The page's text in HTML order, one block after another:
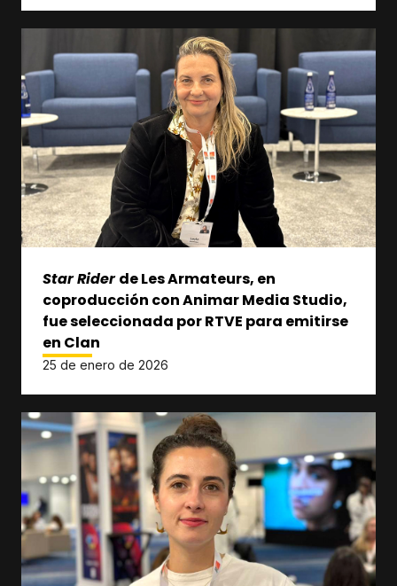
Star Riderde Les Armateurs, en
coproducción con Animar Media Studio,
fue seleccionada por RTVE para emitirse
en Clan
25 de enero de 2026